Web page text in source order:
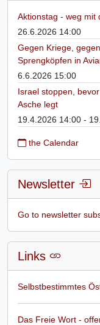
Aktionstag - weg mit
26.6.2026 14:00
Gegen Kriege,
Sprengköpfen in
6.6.2026 15:00
Israel stoppen,
Asche legt
19.4.2026 14:00 -
the Calendar
Newsletter
Go to newsletter
Links
Selbstbestimmtes
Das Freie Wort -